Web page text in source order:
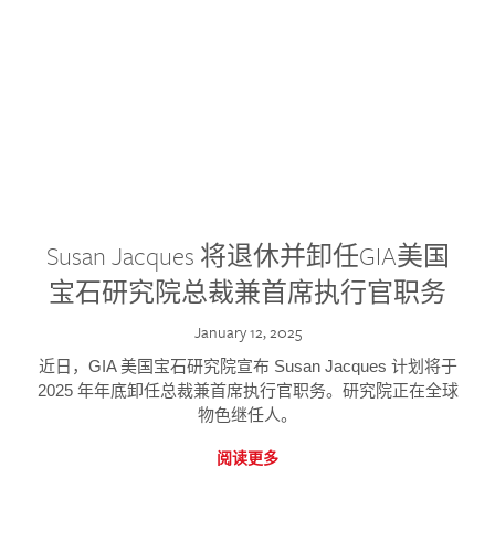
Susan Jacques 将退休并卸任GIA美国
宝石研究院总裁兼首席执行官职务
January 12, 2025
近日，GIA 美国宝石研究院宣布 Susan Jacques 计划将于
2025 年年底卸任总裁兼首席执行官职务。研究院正在全球
物色继任人。
阅读更多